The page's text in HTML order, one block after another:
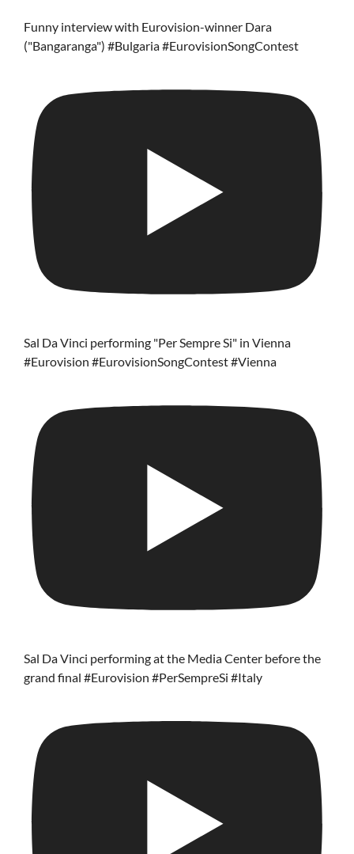
Funny interview with Eurovision-winner Dara
("Bangaranga") #Bulgaria #EurovisionSongContest
Sal Da Vinci performing "Per Sempre Si" in Vienna
#Eurovision #EurovisionSongContest #Vienna
Sal Da Vinci performing at the Media Center before the
grand final #Eurovision #PerSempreSi #Italy